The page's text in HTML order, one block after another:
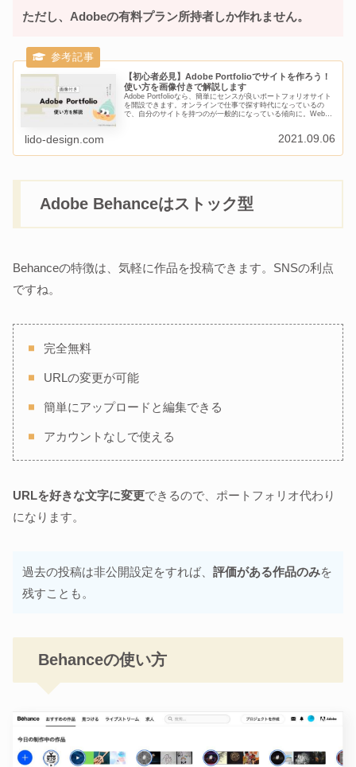
ただし、Adobeの有料プラン所持者しか作れません。
【初心者必見】Adobe Portfolioでサイトを作ろう！
使い方を画像付きで解説します
Adobe Portfolioなら、簡単にセンスが良いポートフォリオサイト
を開設できます。オンラインで仕事で探す時代になっているの
で、自分のサイトを持つのが一般的になっている傾向に。Webデ
lido-design.com 2021.09.06
Adobe Behanceはストック型
Behanceの特徴は、気軽に作品を投稿できます。SNSの利点
ですね。
完全無料
URLの変更が可能
簡単にアップロードと編集できる
アカウントなしで使える
URLを好きな文字に変更できるので、ポートフォリオ代わり
になります。
過去の投稿は非公開設定をすれば、 評価がある作品のみを
残すことも。
Behanceの使い方